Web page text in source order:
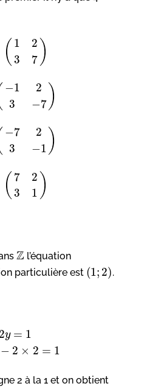
( 1
3
2
7 )
−1
3
2
−7 )
−7
3
2
−1 )
( 7
3
2
1 )
Z l’équation
particulière est (1; 2).
2y = 1
− 2 × 2 = 1
2 à la 1 et on obtient